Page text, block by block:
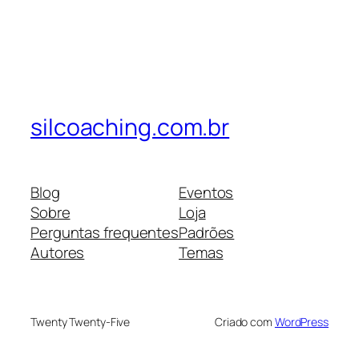
silcoaching.com.br
Blog
Sobre
Perguntas frequentes
Autores
Eventos
Loja
Padrões
Temas
Twenty Twenty-Five Criado com WordPress